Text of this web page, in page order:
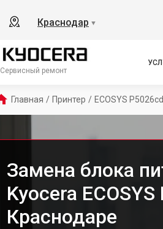
Краснодар ▼
Сервисный ремонт
Главная / Принтер / ECOSYS
Замена блока
Kyocera
Краснодаре